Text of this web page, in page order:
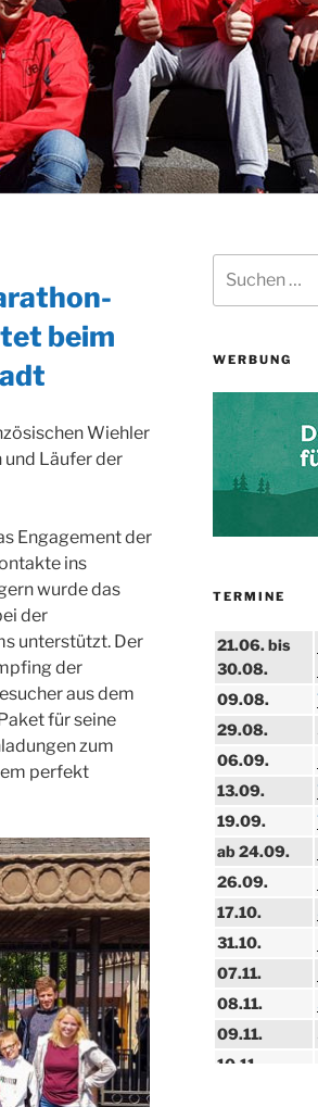
beim
Wiehler
Läufer der
Engagement der
ins
wurde das
der
unterstützt. Der
der
aus dem
für seine
zum
perfekt
nach:
WERBUNG
TERMINE
21.06. bis
30.08.
09.08.
29.08.
06.09.
13.09.
19.09.
ab 24.09.
26.09.
17.10.
31.10.
07.11.
08.11.
09.11.
10.11.